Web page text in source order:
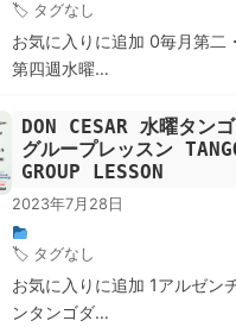
🏷 タグなし
お気に入りに追加 0毎月第二・
第四週水曜…
DON CESAR 水曜タンゴ
グループレッスン
GROUP LESSON
2023年7月28日
🏷 タグなし
お気に入りに追加 1アルゼン
ンタンゴダ…